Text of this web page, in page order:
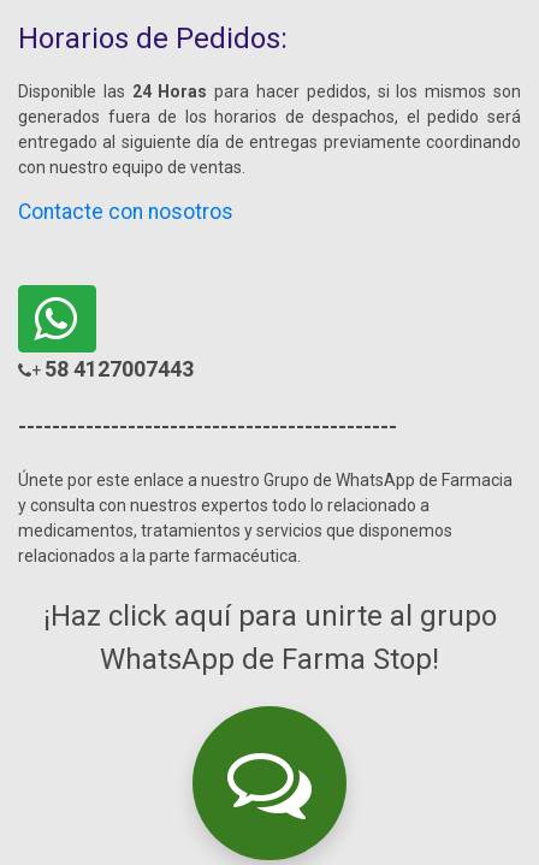
Horarios de Pedidos:
Disponible las 24 Horas para hacer pedidos, si los mismos son
generados fuera de los horarios de despachos, el pedido será
entregado al siguiente día de entregas previamente coordinando
con nuestro equipo de ventas.
Contacte con nosotros
+ 58 4127007443
---------------------------------------------
Únete por este enlace a nuestro Grupo de WhatsApp de Farmacia
y consulta con nuestros expertos todo lo relacionado a
medicamentos, tratamientos y servicios que disponemos
relacionados a la parte farmacéutica.
¡Haz click aquí para unirte al grupo
WhatsApp de Farma Stop!